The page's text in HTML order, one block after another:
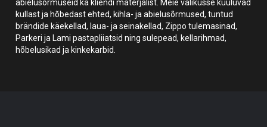
abielusõrmuseid ka kliendi materjalist. Meie valikusse kuuluvad
kullast ja hõbedast ehted, kihla- ja abielusõrmused, tuntud
brändide käekellad, laua- ja seinakellad, Zippo tulemasinad,
Parkeri ja Lami pastapliiatsid ning sulepead, kellarihmad,
hõbelusikad ja kinkekarbid.